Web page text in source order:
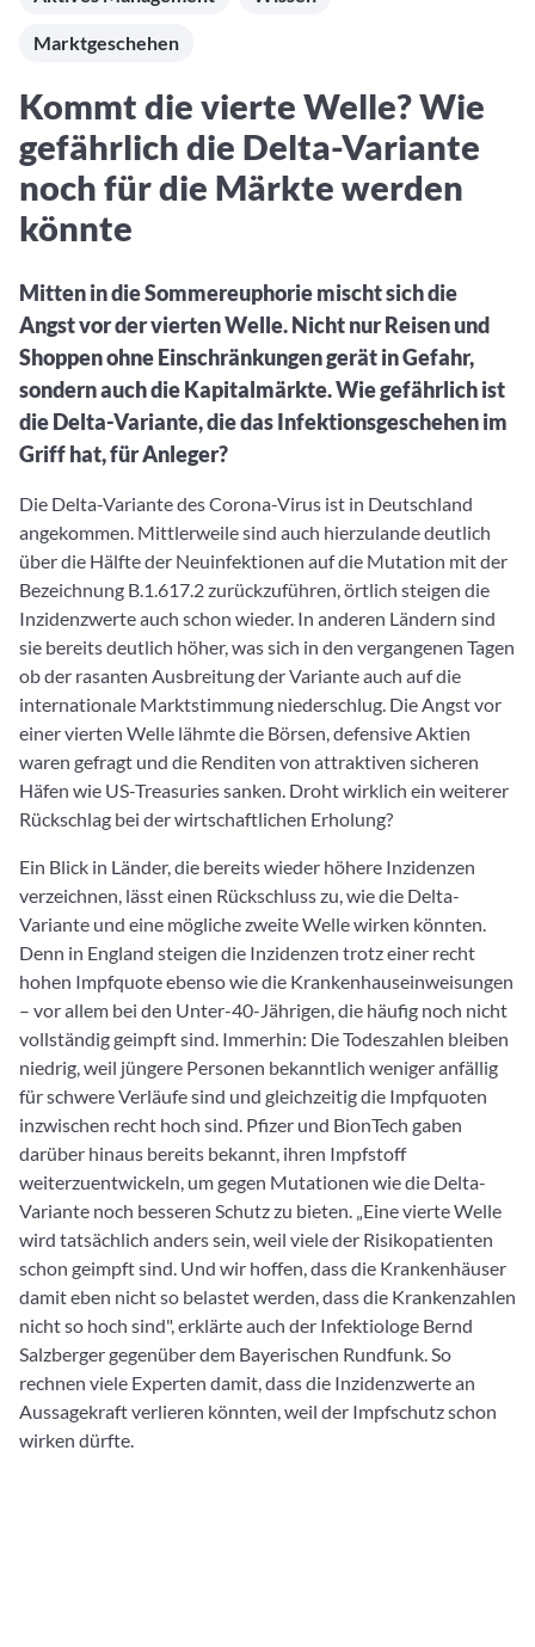
Fondswissen
investieren Sie richtig
Aktuelle Rankings und Beiträge zu den besten Fonds aus
Fondsvergleich
Übersichtlich bis zu 10 Fonds aus über 35.000
Produkten vergleichen
Watchlist
Preis-/Performance-Alarme
3. Investieren
Portfolios
Eigene Portfolios und jene, denen Sie folgen
Finanzdienstleister
Informationen und Beiträge unserer Partner-
Community-Partner
Informationen und Beiträge unserer Community-
Partner
Webinar verpasst? Hier gibt es Aufnahmen unserer
Online-Veranstaltungen.
Marktgeschehen
Kommt die vierte Welle? Wie
gefährlich die Delta-Variante
noch für die Märkte werden
könnte
Mitten in die Sommereuphorie mischt sich die
Angst vor der vierten Welle. Nicht nur Reisen und
Shoppen ohne Einschränkungen gerät in Gefahr,
sondern auch die Kapitalmärkte. Wie gefährlich ist
die Delta-Variante, die das Infektionsgeschehen im
Griff hat, für Anleger?
Die Delta-Variante des Corona-Virus ist in Deutschland
angekommen. Mittlerweile sind auch hierzulande deutlich
über die Hälfte der Neuinfektionen auf die Mutation mit der
Bezeichnung B.1.617.2 zurückzuführen, örtlich steigen die
Inzidenzwerte auch schon wieder. In anderen Ländern sind
sie bereits deutlich höher, was sich in den vergangenen Tagen
ob der rasanten Ausbreitung der Variante auch auf die
internationale Marktstimmung niederschlug. Die Angst vor
einer vierten Welle lähmte die Börsen, defensive Aktien
waren gefragt und die Renditen von attraktiven sicheren
Häfen wie US-Treasuries sanken. Droht wirklich ein weiterer
Rückschlag bei der wirtschaftlichen Erholung?
Ein Blick in Länder, die bereits wieder höhere Inzidenzen
verzeichnen, lässt einen Rückschluss zu, wie die Delta-
Variante und eine mögliche zweite Welle wirken könnten.
Denn in England steigen die Inzidenzen trotz einer recht
hohen Impfquote ebenso wie die Krankenhauseinweisungen
– vor allem bei den Unter-40-Jährigen, die häufig noch nicht
vollständig geimpft sind. Immerhin: Die Todeszahlen bleiben
niedrig, weil jüngere Personen bekanntlich weniger anfällig
für schwere Verläufe sind und gleichzeitig die Impfquoten
inzwischen recht hoch sind. Pfizer und BionTech gaben
darüber hinaus bereits bekannt, ihren Impfstoff
weiterzuentwickeln, um gegen Mutationen wie die Delta-
Variante noch besseren Schutz zu bieten. „Eine vierte Welle
wird tatsächlich anders sein, weil viele der Risikopatienten
schon geimpft sind. Und wir hoffen, dass die Krankenhäuser
damit eben nicht so belastet werden, dass die Krankenzahlen
nicht so hoch sind", erklärte auch der Infektiologe Bernd
Salzberger gegenüber dem Bayerischen Rundfunk. So
rechnen viele Experten damit, dass die Inzidenzwerte an
Aussagekraft verlieren könnten, weil der Impfschutz schon
wirken dürfte.